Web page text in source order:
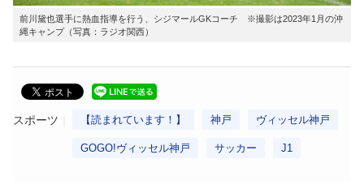
前川黛也選手に熱血指導を行う、シジマールGKコーチ ※撮影は2023年1月の沖
縄キャンプ（写真：ラジオ関西）
スポーツ 【読まれています！】 神戸 ヴィッセル神戸
GOGO!ヴィッセル神戸 サッカー J1